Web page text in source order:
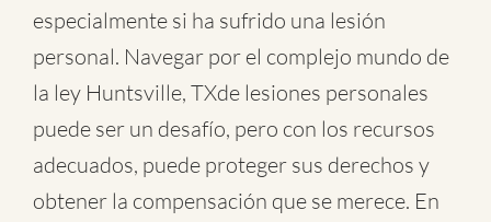
especialmente si ha sufrido una lesión
personal. Navegar por el complejo mundo de
la ley Huntsville, TXde lesiones personales
puede ser un desafío, pero con los recursos
adecuados, puede proteger sus derechos y
obtener la compensación que se merece. En